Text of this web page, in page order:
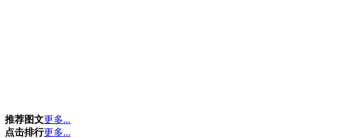
推荐图文更多...
点击排行更多...